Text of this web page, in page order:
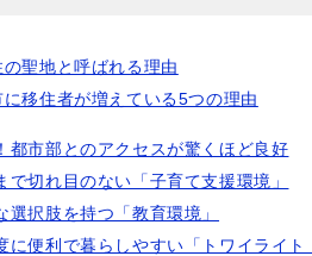
聖地と呼ばれる理由
移住者が増えている5つの理由
市部とのアクセスが驚くほど良好
切れ目のない「子育て支援環境」
択肢を持つ「教育環境」
便利で暮らしやすい「トワイライト